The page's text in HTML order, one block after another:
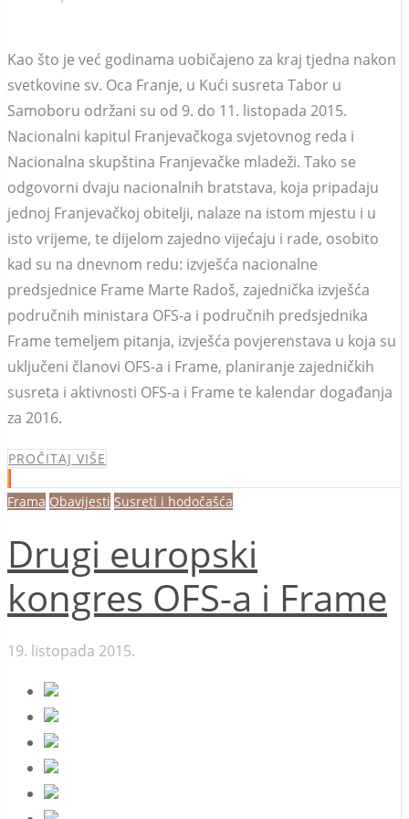
Kao što je već godinama uobičajeno za kraj tjedna nakon
svetkovine sv. Oca Franje, u Kući susreta Tabor u
Samoboru održani su od 9. do 11. listopada 2015.
Nacionalni kapitul Franjevačkoga svjetovnog reda i
Nacionalna skupština Franjevačke mladeži. Tako se
odgovorni dvaju nacionalnih bratstava, koja pripadaju
jednoj Franjevačkoj obitelji, nalaze na istom mjestu i u
isto vrijeme, te dijelom zajedno vijećaju i rade, osobito
kad su na dnevnom redu: izvješća nacionalne
predsjednice Frame Marte Radoš, zajednička izvješća
područnih ministara OFS-a i područnih predsjednika
Frame temeljem pitanja, izvješća povjerenstava u koja su
uključeni članovi OFS-a i Frame, planiranje zajedničkih
susreta i aktivnosti OFS-a i Frame te kalendar događanja
za 2016.
PROČITAJ VIŠE
Frama Obavijesti Susreti i hodočašća
Drugi europski
kongres OFS-a i Frame
19. listopada 2015.